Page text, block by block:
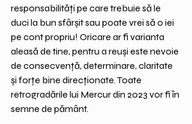
responsabilități pe care trebuie să le
duci la bun sfârșit sau poate vrei să o iei
pe cont propriu! Oricare ar fi varianta
aleasă de tine, pentru a reuși este nevoie
de consecvență, determinare, claritate
și forțe bine direcționate. Toate
retrogradările lui Mercur din 2023 vor fi în
semne de pământ.